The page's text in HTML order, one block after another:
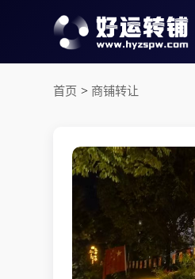
首页 > 商铺转让